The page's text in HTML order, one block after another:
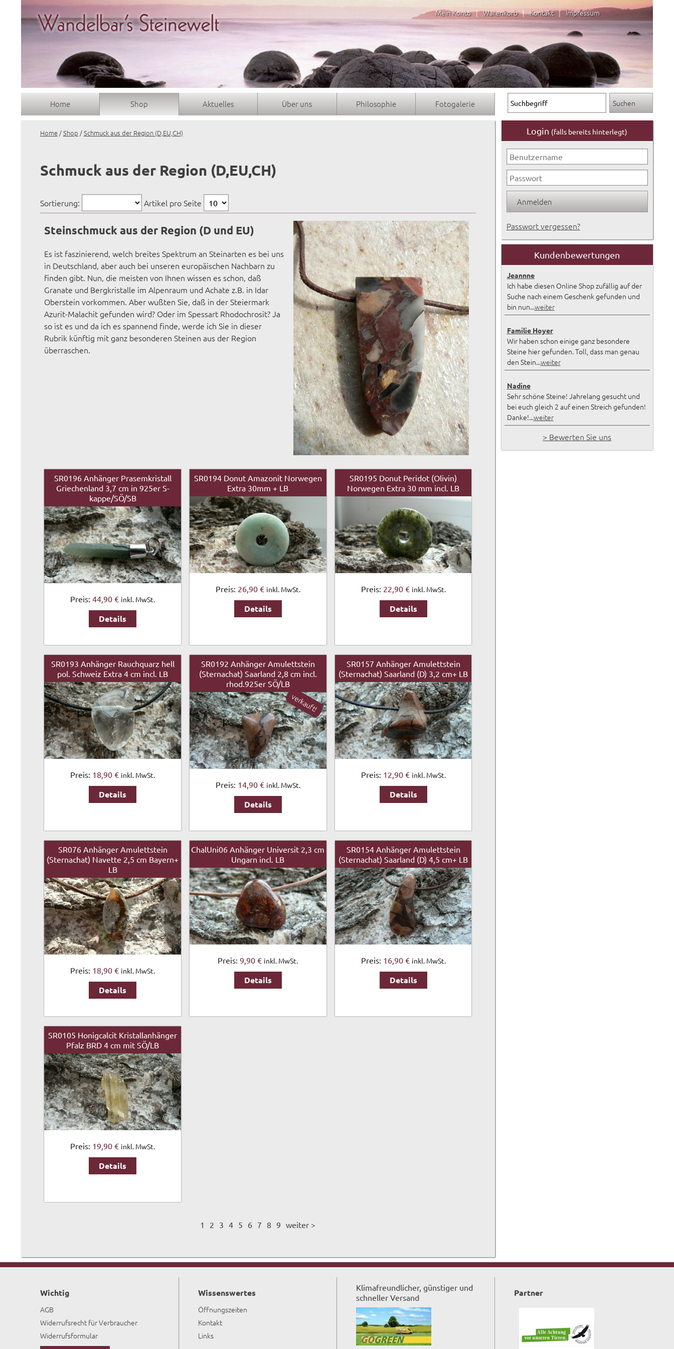
Mein Konto | Warenkorb | Kontakt | Impressum
Home Shop Aktuelles Über uns Philosophie Fotogalerie
Home/Shop /Schmuck aus der Region (D,EU,CH)
Schmuck aus der Region (D,EU,CH)
Sortierung: Artikel pro Seite
Steinschmuck aus der Region (D und EU)
Es ist faszinierend, welch breites Spektrum an Steinarten es bei uns
in Deutschland, aber auch bei unseren europäischen Nachbarn zu
finden gibt. Nun, die meisten von Ihnen wissen es schon, daß
Granate und Bergkristalle im Alpenraum und Achate z.B. in Idar
Oberstein vorkommen. Aber wußten Sie, daß in der Steiermark
Azurit-Malachit gefunden wird? Oder im Spessart Rhodochrosit? Ja
so ist es und da ich es spannend finde, werde ich Sie in dieser
Rubrik künftig mit ganz besonderen Steinen aus der Region
überraschen.
SR0196 Anhänger Prasemkristall
Griechenland 3,7 cm in 925er S-
kappe/SÖ/SB
Preis:44,90 € inkl. MwSt.
Details
SR0194 Donut Amazonit Norwegen
Extra 30mm + LB
Preis: 26,90 € inkl. MwSt.
Details
SR0195 Donut Peridot (Olivin)
Norwegen Extra 30 mm incl. LB
Preis: 22,90 € inkl. MwSt.
Details
SR0193 Anhänger Rauchquarz hell
pol. Schweiz Extra 4 cm incl. LB
Preis: 18,90 € inkl. MwSt.
Details
SR0192 Anhänger Amulettstein
(Sternachat) Saarland 2,8 cm incl.
rhod.925er SÖ/LB
Preis: 14,90 € inkl. MwSt.
Details
verkauft!
SR0157 Anhänger Amulettstein
(Sternachat) Saarland (D) 3,2 cm+ LB
Preis: 12,90 € inkl. MwSt.
Details
SR076 Anhänger Amulettstein
(Sternachat) Navette 2,5 cm Bayern+
LB
Preis: 18,90 € inkl. MwSt.
Details
ChalUni06 Anhänger Universit 2,3 cm
Ungarn incl. LB
Preis:9,90 € inkl. MwSt.
Details
SR0154 Anhänger Amulettstein
(Sternachat) Saarland (D) 4,5 cm+ LB
Preis: 16,90 € inkl. MwSt.
Details
SR0105 Honigcalcit Kristallanhänger
Pfalz BRD 4 cm mit SÖ/LB
Preis: 19,90 € inkl. MwSt.
Details
1 2 3 4 5 6 7 8 9 weiter >
Login (falls bereits hinterlegt)
Passwort vergessen?
Kundenbewertungen
Jeannne
Ich habe diesen Online Shop zufällig auf der
Suche nach einem Geschenk gefunden und
bin nun...weiter
Familie Hoyer
Wir haben schon einige ganz besondere
Steine hier gefunden. Toll, dass man genau
den Stein...weiter
Nadine
Sehr schöne Steine! Jahrelang gesucht und
bei euch gleich 2 auf einen Streich gefunden!
Danke!...weiter
> Bewerten Sie uns
Wichtig
AGB
Widerrufsrecht für Verbraucher
Widerrufsformular
Wissenswertes
Öffnungszeiten
Kontakt
Links
Klimafreundlicher, günstiger und
schneller Versand
Partner